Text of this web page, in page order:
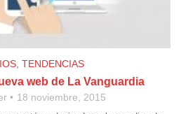
, TENDENCIAS
web de La Vanguardia
18 noviembre, 2015